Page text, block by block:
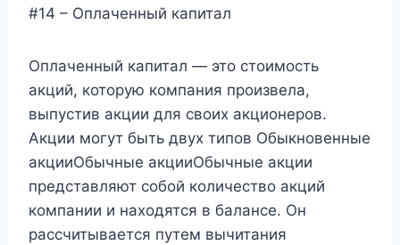
#14 – Оплаченный капитал
Оплаченный капитал — это стоимость
акций, которую компания произвела,
выпустив акции для своих акционеров.
Акции могут быть двух типов Обыкновенные
акцииОбычные акцииОбычные акции
представляют собой количество акций
компании и находятся в балансе. Он
рассчитывается путем вычитания